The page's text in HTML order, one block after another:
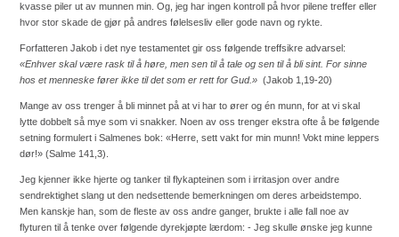
kvasse piler ut av munnen min. Og, jeg har ingen kontroll på hvor pilene treffer eller
hvor stor skade de gjør på andres følelsesliv eller gode navn og rykte.
Forfatteren Jakob i det nye testamentet gir oss følgende treffsikre advarsel:
«Enhver skal være rask til å høre, men sen til å tale og sen til å bli sint. For sinne
hos et menneske fører ikke til det som er rett for Gud.» (Jakob 1,19-20)
Mange av oss trenger å bli minnet på at vi har to ører og én munn, for at vi skal
lytte dobbelt så mye som vi snakker. Noen av oss trenger ekstra ofte å be følgende
setning formulert i Salmenes bok: «Herre, sett vakt for min munn! Vokt mine leppers
dør!» (Salme 141,3).
Jeg kjenner ikke hjerte og tanker til flykapteinen som i irritasjon over andre
sendrektighet slang ut den nedsettende bemerkningen om deres arbeidstempo.
Men kanskje han, som de fleste av oss andre ganger, brukte i alle fall noe av
flyturen til å tenke over følgende dyrekjøpte lærdom: - Jeg skulle ønske jeg kunne